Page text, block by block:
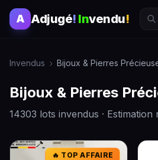
A Adjugé! Invendu!
Invendus Bijoux & Pierres
Bijoux & Pierres
14303 lots invendus · Estimation
🔥 TOP AFFAIRE